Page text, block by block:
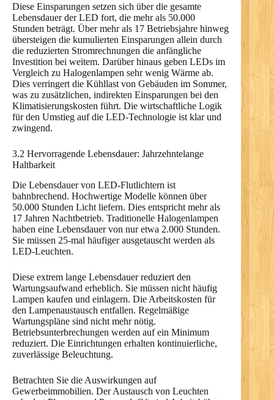
Diese Einsparungen setzen sich über die gesamte
Lebensdauer der LED fort, die mehr als 50.000
Stunden beträgt. Über mehr als 17 Betriebsjahre hinweg
übersteigen die kumulierten Einsparungen allein durch
die reduzierten Stromrechnungen die anfängliche
Investition bei weitem. Darüber hinaus geben LEDs im
Vergleich zu Halogenlampen sehr wenig Wärme ab.
Dies verringert die Kühllast von Gebäuden im Sommer,
was zu zusätzlichen, indirekten Einsparungen bei den
Klimatisierungskosten führt. Die wirtschaftliche Logik
für den Umstieg auf die LED-Technologie ist klar und
zwingend.
3.2 Hervorragende Lebensdauer: Jahrzehntelange
Haltbarkeit
Die Lebensdauer von LED-Flutlichtern ist
bahnbrechend. Hochwertige Modelle können über
50.000 Stunden Licht liefern. Dies entspricht mehr als
17 Jahren Nachtbetrieb. Traditionelle Halogenlampen
haben eine Lebensdauer von nur etwa 2.000 Stunden.
Sie müssen 25-mal häufiger ausgetauscht werden als
LED-Leuchten.
Diese extrem lange Lebensdauer reduziert den
Wartungsaufwand erheblich. Sie müssen nicht häufig
Lampen kaufen und einlagern. Die Arbeitskosten für
den Lampenaustausch entfallen. Regelmäßige
Wartungspläne sind nicht mehr nötig.
Betriebsunterbrechungen werden auf ein Minimum
reduziert. Die Einrichtungen erhalten kontinuierliche,
zuverlässige Beleuchtung.
Betrachten Sie die Auswirkungen auf
Gewerbeimmobilien. Der Austausch von Leuchten